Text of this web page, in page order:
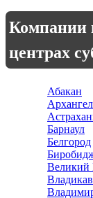
Компании
центрах
Абакан
Барнаул
Белгород
Великий